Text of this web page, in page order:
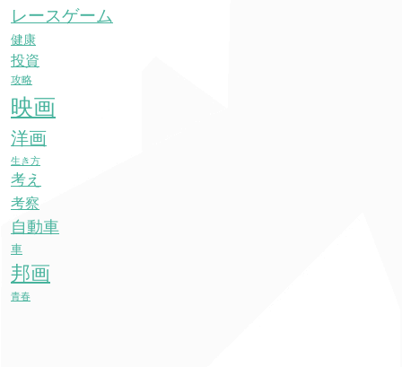
レースゲーム
健康
投資
攻略
映画
洋画
生き方
考え
考察
自動車
車
邦画
青春